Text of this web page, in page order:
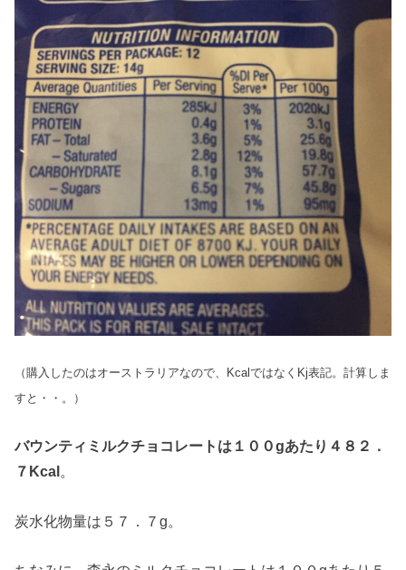
（購入したのはオーストラリアなので、KcalではなくKj表記。計算しま
すと・・。）
バウンティミルクチョコレートは１００gあたり４８２．
７Kcal。
炭水化物量は５７．７g。